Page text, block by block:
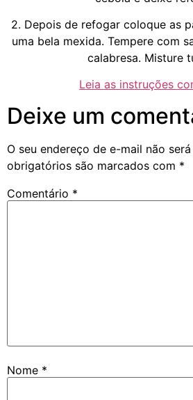
2. Depois de refogar coloque as
uma bela mexida. Tempere com
calabresa. Misture
Leia as instruções
Deixe um
O seu endereço de e-mail não
obrigatórios são marcados com *
Comentário *
Nome *